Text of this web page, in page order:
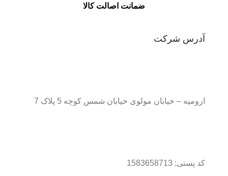
ضمانت اصالت کالا
آدرس شرکت
ارومیه – خیابان مولوی خیابان شمس کوچه 5 پلاک 7
کد پستی: 1583658713